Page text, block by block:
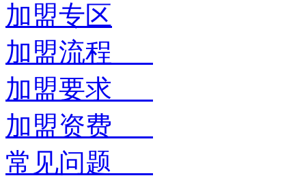
加盟专区
加盟流程
加盟要求
加盟资费
常见问题